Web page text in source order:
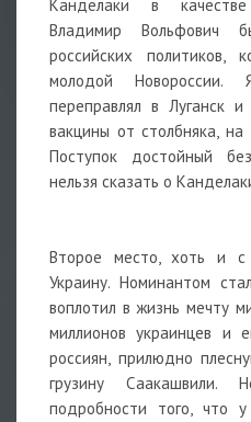
Канделаки в
Владимир Вольфович
российских политиков,
молодой
переправлял в Луганск
вакцины от столбняка,
Поступок достойный
нельзя сказать о
Второе место, хоть и с
Украину. Номинантом
воплотил в жизнь мечту
миллионов украинцев и
россиян, прилюдно
грузину
подробности того, что